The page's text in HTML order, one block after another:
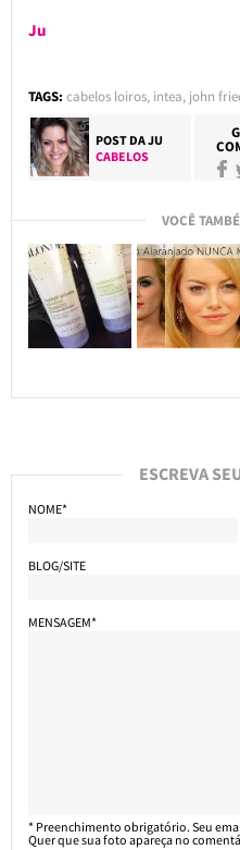
Ju
TAGS: cabelos loiros, intea, john
POST DAJU
CABELOS
VOCÊ
ESCREVA
NOME*
BLOG/SITE
MENSAGEM*
* Preenchimento obrigatório. Seu
Quer que sua foto apareça no